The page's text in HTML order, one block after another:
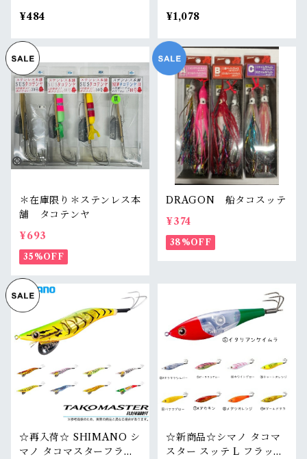
¥484
¥1,078
＊在庫限り＊ステンレス本
舗 タコテンヤ
¥693
35%OFF
DRAGON 船タコスッテ
¥374
38%OFF
☆再入荷☆ SHIMANO シ
マノ タコマスターフラッ
☆新商品☆シマノ タコマ
スター スッテ L フラッシ